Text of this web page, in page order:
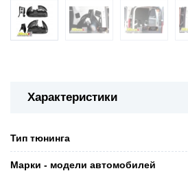
Характеристики
Тип тюнинга
Марки - модели автомобилей